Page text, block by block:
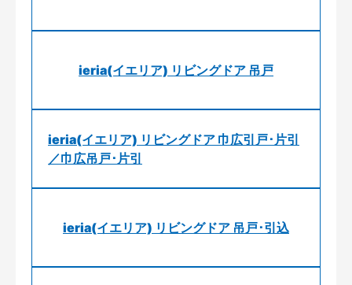
ieria(イエリア) リビングドア 吊戸
ieria(イエリア) リビングドア 巾広引戸･片引
／巾広吊戸･片引
ieria(イエリア) リビングドア 吊戸･引込